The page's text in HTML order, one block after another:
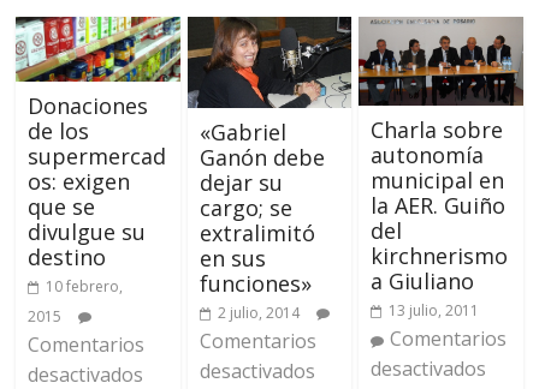
Donaciones
de los
supermercad
os: exigen
que se
divulgue su
destino
10 febrero,
2015
Comentarios
desactivados
«Gabriel
Ganón debe
dejar su
cargo; se
extralimitó
en sus
funciones»
2 julio, 2014
Comentarios
desactivados
Charla sobre
autonomía
municipal en
la AER. Guiño
del
kirchnerismo
a Giuliano
13 julio, 2011
Comentarios
desactivados